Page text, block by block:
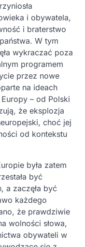
i obywatela,
i braterstwo
W tym
wykraczać poza
programem
przez nowe
na ideach
– od Polski
że eksplozja
choć jej
od kontekstu
była zatem
być
a zaczęła być
każdego
że prawdziwie
wolności słowa,
obywateli w